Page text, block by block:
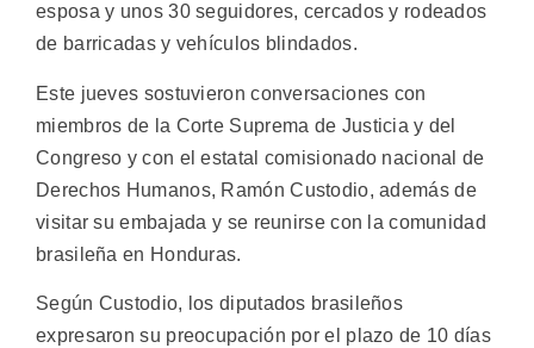
esposa y unos 30 seguidores, cercados y rodeados
de barricadas y vehículos blindados.
Este jueves sostuvieron conversaciones con
miembros de la Corte Suprema de Justicia y del
Congreso y con el estatal comisionado nacional de
Derechos Humanos, Ramón Custodio, además de
visitar su embajada y se reunirse con la comunidad
brasileña en Honduras.
Según Custodio, los diputados brasileños
expresaron su preocupación por el plazo de 10 días